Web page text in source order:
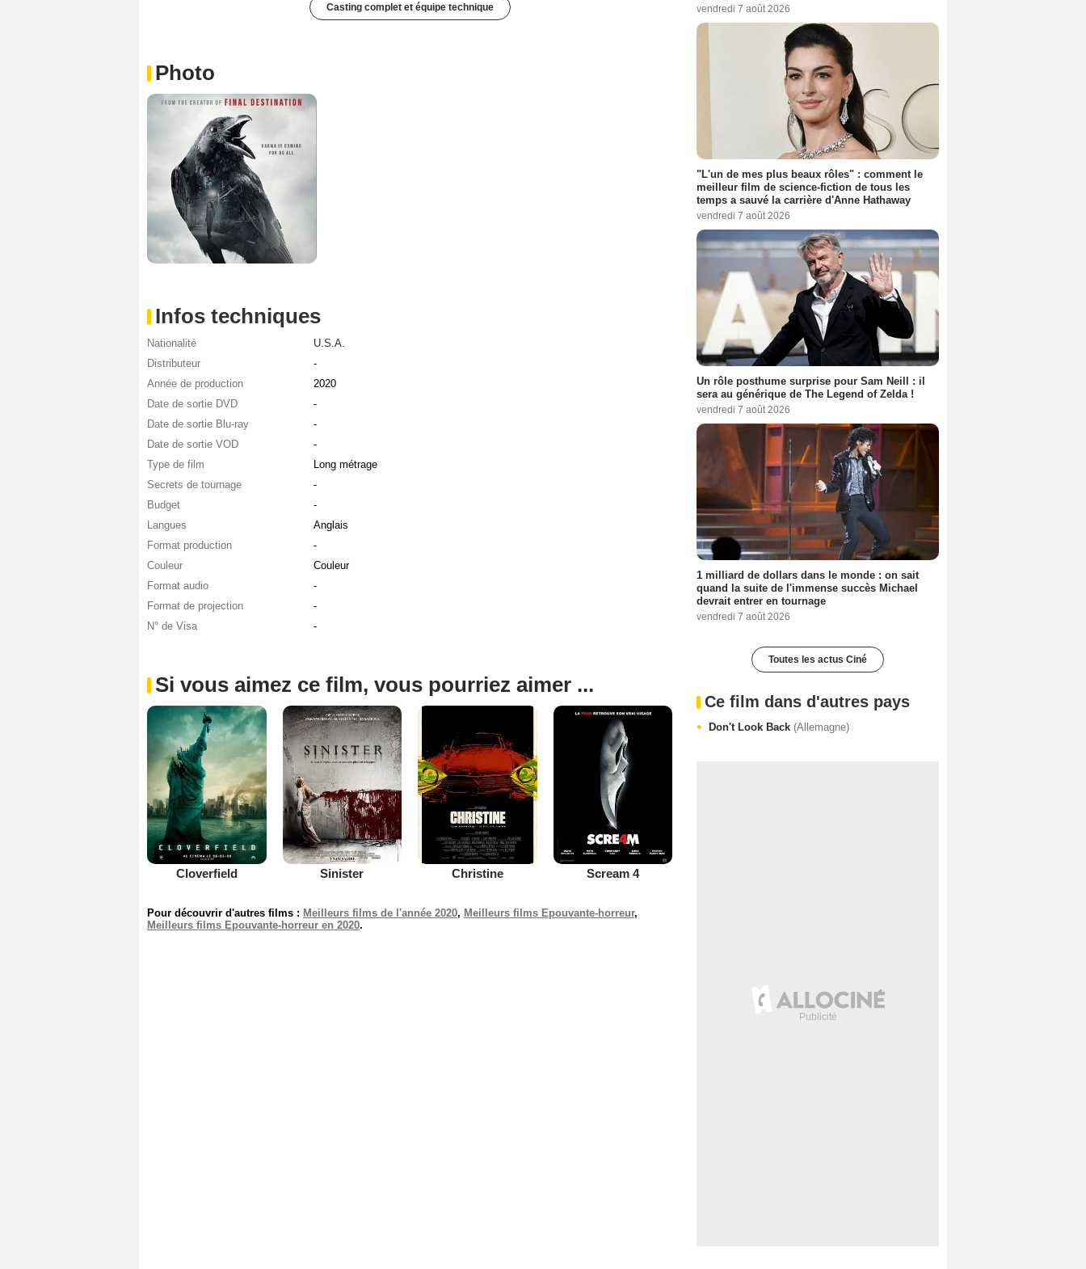
Casting complet et équipe technique
Photo
Infos techniques
Nationalité
U.S.A.
Distributeur
-
Année de production
2020
Date de sortie DVD
-
Date de sortie Blu-ray
-
Date de sortie VOD
-
Type de film
Long métrage
Secrets de tournage
-
Budget
-
Langues
Anglais
Format production
-
Couleur
Couleur
Format audio
-
Format de projection
-
N° de Visa
-
Si vous aimez ce film, vous pourriez aimer ...
Cloverfield Sinister Christine Scream 4
Pour découvrir d'autres films : Meilleurs films de l'année 2020, Meilleurs films Epouvante-horreur,
Meilleurs films Epouvante-horreur en 2020.
vendredi 7 août 2026
"L'un de mes plus beaux rôles" : comment le
meilleur film de science-fiction de tous les
temps a sauvé la carrière d'Anne Hathaway
vendredi 7 août 2026
Un rôle posthume surprise pour Sam Neill : il
sera au générique de The Legend of Zelda !
vendredi 7 août 2026
1 milliard de dollars dans le monde : on sait
quand la suite de l'immense succès Michael
devrait entrer en tournage
vendredi 7 août 2026
Toutes les actus Ciné
Ce film dans d'autres pays
Don't Look Back (Allemagne)